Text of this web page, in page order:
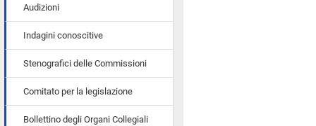
Audizioni
Indagini conoscitive
Stenografici delle Commissioni
Comitato per la legislazione
Bollettino degli Organi Collegiali